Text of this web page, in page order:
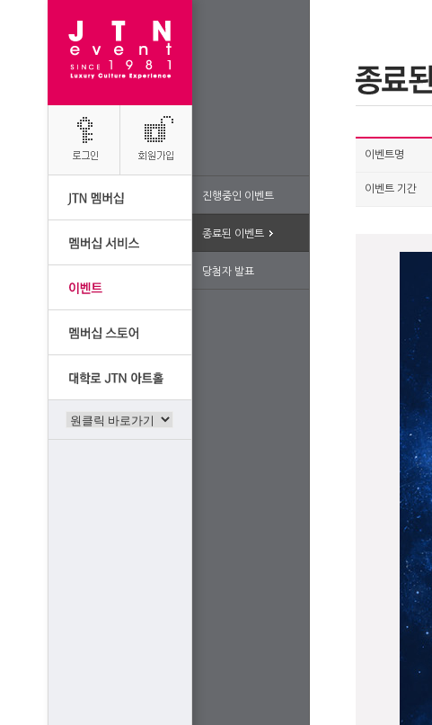
진행중인 이벤트
종료된 이벤트
당첨자 발표
이벤트명
이벤트 기간